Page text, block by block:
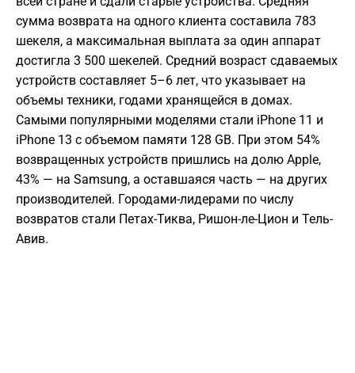
сумма возврата на одного клиента составила 783
шекеля, а максимальная выплата за один аппарат
достигла 3 500 шекелей. Средний возраст сдаваемых
устройств составляет 5–6 лет, что указывает на
объемы техники, годами хранящейся в домах.
Самыми популярными моделями стали iPhone 11 и
iPhone 13 с объемом памяти 128 GB. При этом 54%
возвращенных устройств пришлись на долю Apple,
43% — на Samsung, а оставшаяся часть — на других
производителей. Городами-лидерами по числу
возвратов стали Петах-Тиква, Ришон-ле-Цион и Тель-
Авив.